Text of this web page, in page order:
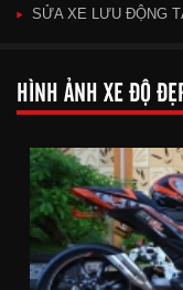
SỬA XE LƯU ĐỘNG
HÌNH ẢNH XE ĐỘ